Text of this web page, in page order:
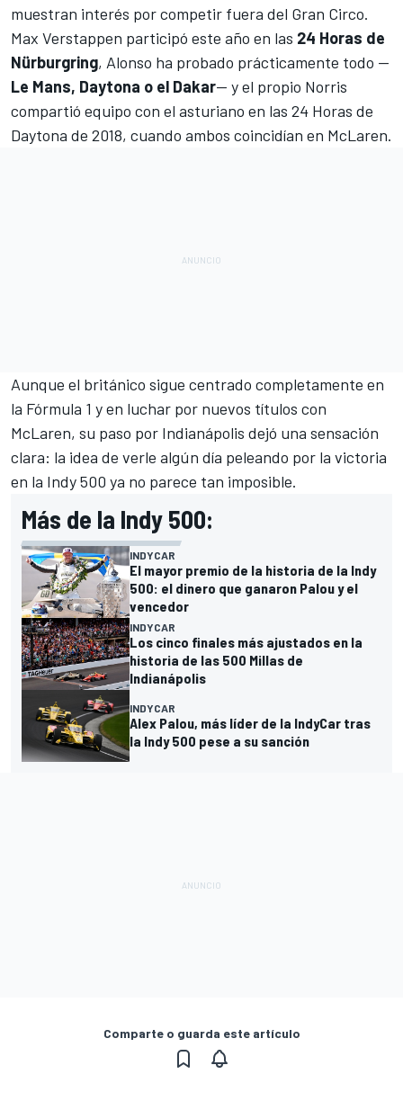
muestran interés por competir fuera del Gran Circo.
Max Verstappen participó este año en las 24 Horas de
Nürburgring, Alonso ha probado prácticamente todo —
Le Mans, Daytona o el Dakar— y el propio Norris
compartió equipo con el asturiano en las 24 Horas de
Daytona de 2018, cuando ambos coincidían en McLaren.
Aunque el británico sigue centrado completamente en
la Fórmula 1 y en luchar por nuevos títulos con
McLaren, su paso por Indianápolis dejó una sensación
clara: la idea de verle algún día peleando por la victoria
en la Indy 500 ya no parece tan imposible.
Más de la Indy 500:
INDYCAR
El mayor premio de la historia de la Indy
500: el dinero que ganaron Palou y el
vencedor
INDYCAR
Los cinco finales más ajustados en la
historia de las 500 Millas de
Indianápolis
INDYCAR
Alex Palou, más líder de la IndyCar tras
la Indy 500 pese a su sanción
Comparte o guarda este artículo